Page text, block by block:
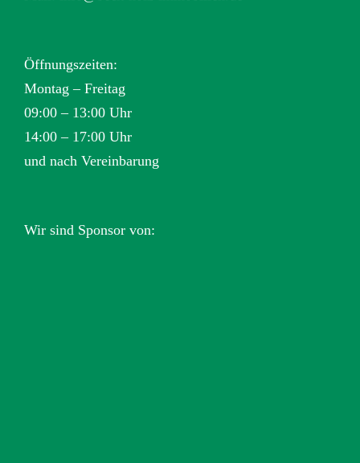
Öffnungszeiten:
Montag – Freitag
09:00 – 13:00 Uhr
14:00 – 17:00 Uhr
und nach Vereinbarung
Wir sind Sponsor von: